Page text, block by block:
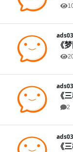
《
《
2
《